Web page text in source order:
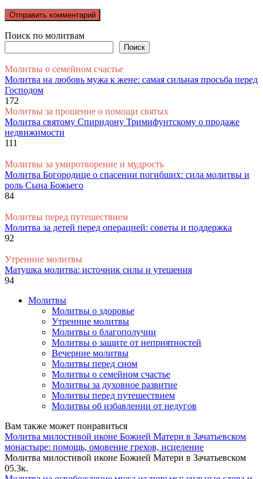
Поиск по молитвам
Поиск
Молитвы о семейном счастье
Молитва на любовь мужа к жене: самая сильная просьба перед
Господом
172
Молитвы за прошение о помощи святых
Молитва святому Спиридону Тримифунтскому о продаже
недвижимости
111
Молитвы за умиротворение и мудрость
Молитва Богородице о спасении погибших: сила молитвы и
роль Сына Божьего
84
Молитвы перед путешествием
Молитва за детей перед операцией: советы и поддержка
92
Утренние молитвы
Матушка молитва: источник силы и утешения
94
Молитвы
Молитвы о здоровье
Утренние молитвы
Молитвы о благополучии
Молитвы о защите от неприятностей
Вечерние молитвы
Молитвы перед сном
Молитвы о семейном счастье
Молитвы за духовное развитие
Молитвы перед путешествием
Молитвы об избавлении от недугов
Вам также может понравиться
Молитва милостивой иконе Божией Матери в Зачатьевском
монастыре: помощь, омовение грехов, исцеление
Молитва милостивой иконе Божией Матери в Зачатьевском
05.3к.